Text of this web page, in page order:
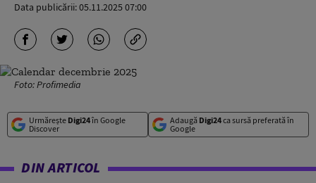
Data publicării:05.11.2025 07:00
Foto: Profimedia
Urmărește Digi24în Google
Discover
Adaugă Digi24ca sursă preferată în
Google
DIN ARTICOL